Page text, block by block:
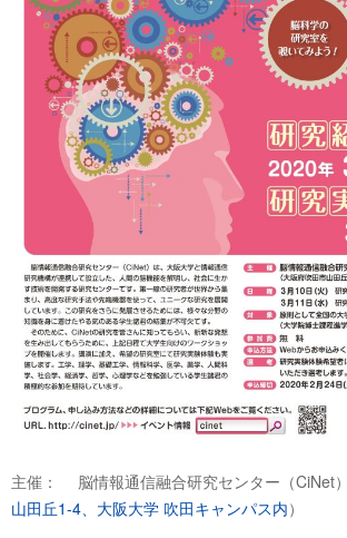
主催： 脳情報通信融合研究センター（CiNet
山田丘1-4、大阪大学 吹田キャンパス内）